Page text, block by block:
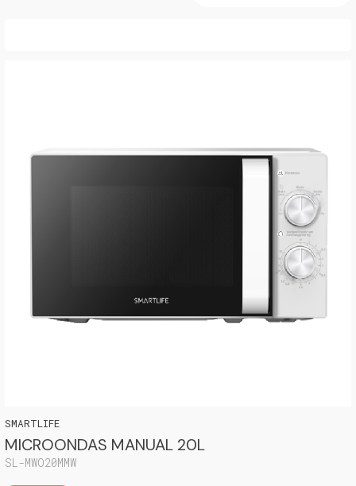
SMARTLIFE
MICROONDAS MANUAL 20L
SL-MWO20MMW